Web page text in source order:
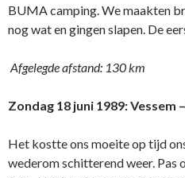
BUMA camping. We maakten
nog wat en gingen slapen. De
Afgelegde afstand: 130 km
Zondag 18 juni 1989:Vessem
Het kostte ons moeite op tijd
wederom schitterend weer. Pas